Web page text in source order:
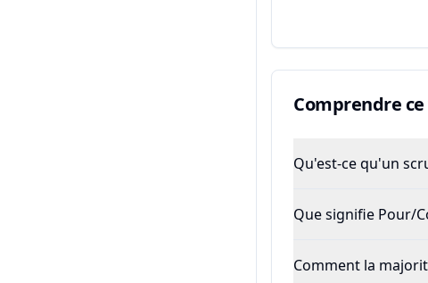
Comprendre
Qu'est-ce qu'un
Que signifie Pour/
Comment la